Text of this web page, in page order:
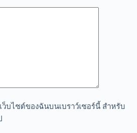
บไซต์ของฉันบนเบราว์เซอร์นี้ สำหรับ